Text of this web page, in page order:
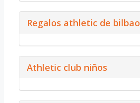
Regalos athletic de bilbao
Athletic club niños